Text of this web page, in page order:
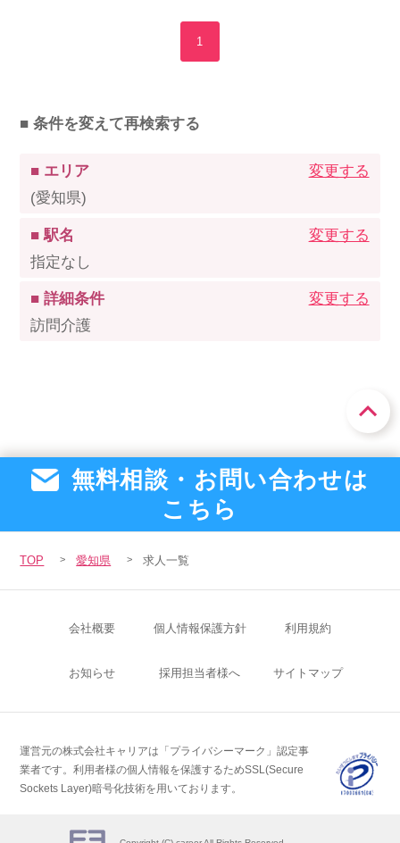
1
■ 条件を変えて再検索する
■ エリア
(愛知県)
変更する
■ 駅名
指定なし
変更する
■ 詳細条件
訪問介護
変更する
無料相談・お問い合わせは
こちら
TOP 愛知県 求人一覧
会社概要 個人情報保護方針 利用規約
お知らせ 採用担当者様へ サイトマップ
運営元の株式会社キャリアは「プライバシーマーク」認定事
業者です。利用者様の個人情報を保護するためSSL(Secure
Sockets Layer)暗号化技術を用いております。